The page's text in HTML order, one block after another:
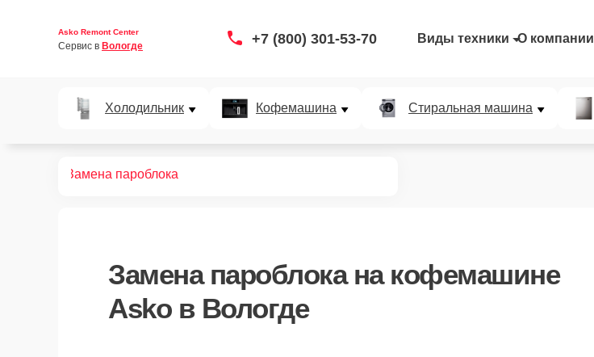
Asko Remont Center
Сервис в Вологде +7 (800) 301-53-70 Виды техники О компании
Холодильник Кофемашина Стиральная машина
Замена пароблока
Замена пароблокана кофемашине
Asko в Вологде